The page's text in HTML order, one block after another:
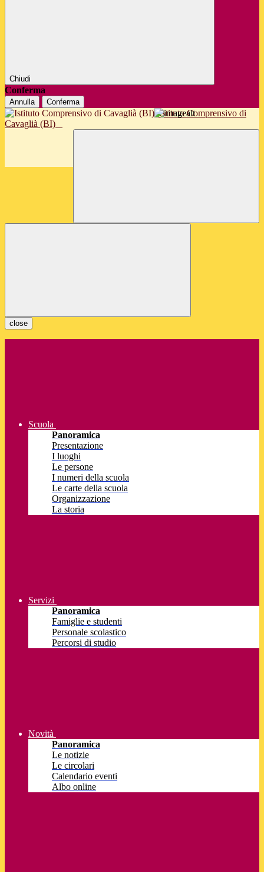
Chiudi
Conferma
Annulla Conferma
Istituto Comprensivo di
Cavaglià (BI)
close
Scuola
Panoramica
Presentazione
I luoghi
Le persone
I numeri della scuola
Le carte della scuola
Organizzazione
La storia
Servizi
Panoramica
Famiglie e studenti
Personale scolastico
Percorsi di studio
Novità
Panoramica
Le notizie
Le circolari
Calendario eventi
Albo online